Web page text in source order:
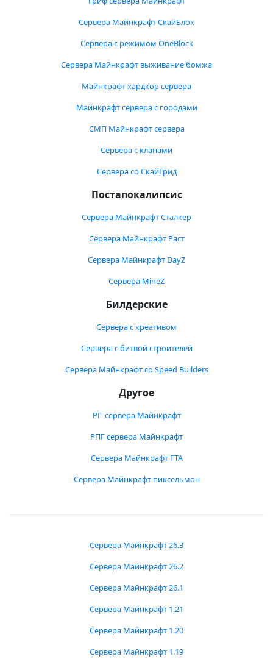
Сервера Майнкрафт СкайБлок
Сервера с режимом OneBlock
Сервера Майнкрафт выживание бомжа
Майнкрафт хардкор сервера
Майнкрафт сервера с городами
СМП Майнкрафт сервера
Сервера с кланами
Сервера со СкайГрид
Постапокалипсис
Сервера Майнкрафт Сталкер
Сервера Майнкрафт Раст
Сервера Майнкрафт DayZ
Сервера MineZ
Билдерские
Сервера с креативом
Сервера с битвой строителей
Сервера Майнкрафт со Speed Builders
Другое
РП сервера Майнкрафт
РПГ сервера Майнкрафт
Сервера Майнкрафт ГТА
Сервера Майнкрафт пиксельмон
Сервера Майнкрафт 26.3
Сервера Майнкрафт 26.2
Сервера Майнкрафт 26.1
Сервера Майнкрафт 1.21
Сервера Майнкрафт 1.20
Сервера Майнкрафт 1.19